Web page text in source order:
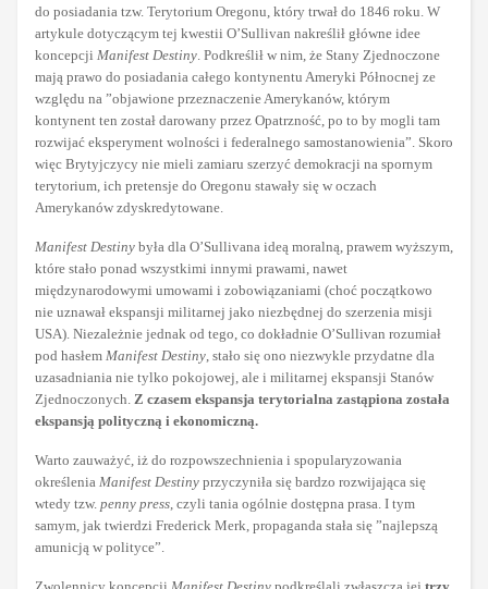
do posiadania tzw. Terytorium Oregonu, który trwał do 1846 roku. W
artykule dotyczącym tej kwestii O’Sullivan nakreślił główne idee
koncepcji Manifest Destiny. Podkreślił w nim, że Stany Zjednoczone
mają prawo do posiadania całego kontynentu Ameryki Północnej ze
względu na ”objawione przeznaczenie Amerykanów, którym
kontynent ten został darowany przez Opatrzność, po to by mogli tam
rozwijać eksperyment wolności i federalnego samostanowienia”. Skoro
więc Brytyjczycy nie mieli zamiaru szerzyć demokracji na spornym
terytorium, ich pretensje do Oregonu stawały się w oczach
Amerykanów zdyskredytowane.
Manifest Destiny była dla O’Sullivana ideą moralną, prawem wyższym,
które stało ponad wszystkimi innymi prawami, nawet
międzynarodowymi umowami i zobowiązaniami (choć początkowo
nie uznawał ekspansji militarnej jako niezbędnej do szerzenia misji
USA). Niezależnie jednak od tego, co dokładnie O’Sullivan rozumiał
pod hasłem Manifest Destiny, stało się ono niezwykle przydatne dla
uzasadniania nie tylko pokojowej, ale i militarnej ekspansji Stanów
Zjednoczonych. Z czasem ekspansja terytorialna zastąpiona została
ekspansją polityczną i ekonomiczną.
Warto zauważyć, iż do rozpowszechnienia i spopularyzowania
określenia Manifest Destiny przyczyniła się bardzo rozwijająca się
wtedy tzw. penny press, czyli tania ogólnie dostępna prasa. I tym
samym, jak twierdzi Frederick Merk, propaganda stała się ”najlepszą
amunicją w polityce”.